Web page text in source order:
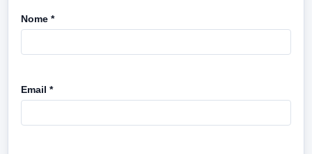
Nome *
Email *